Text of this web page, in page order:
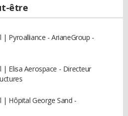
être
Pyroalliance - ArianeGroup -
Elisa Aerospace - Directeur
| Hôpital George Sand -